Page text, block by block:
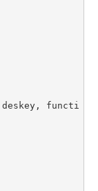
functi